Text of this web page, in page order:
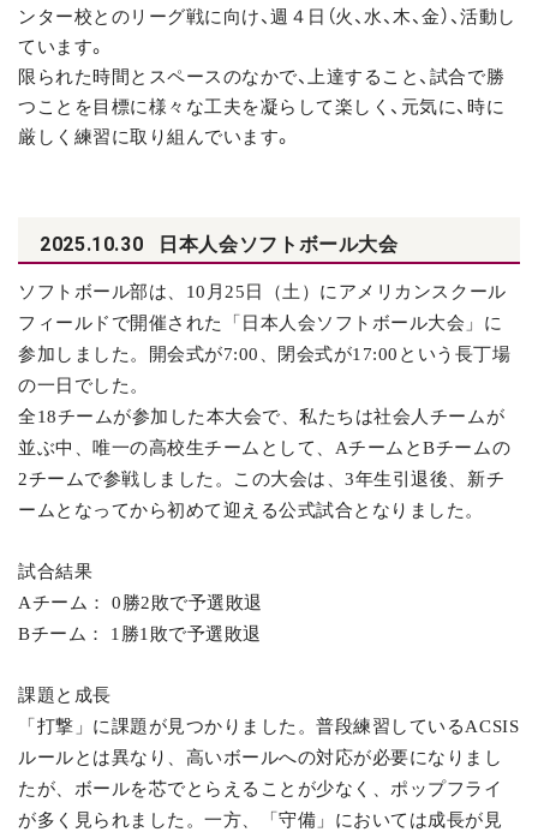
ンター校とのリーグ戦に向け、週４日（火、水、木、金）、活動し
ています。
限られた時間とスペースのなかで、上達すること、試合で勝
つことを目標に様々な工夫を凝らして楽しく、元気に、時に
厳しく練習に取り組んでいます。
2025.10.30 日本人会ソフトボール大会
ソフトボール部は、10月25日（土）にアメリカンスクール
フィールドで開催された「日本人会ソフトボール大会」に
参加しました。開会式が7:00、閉会式が17:00という長丁場
の一日でした。
全18チームが参加した本大会で、私たちは社会人チームが
並ぶ中、唯一の高校生チームとして、AチームとBチームの
2チームで参戦しました。この大会は、3年生引退後、新チ
ームとなってから初めて迎える公式試合となりました。
試合結果
Aチーム： 0勝2敗で予選敗退
Bチーム： 1勝1敗で予選敗退
課題と成長
「打撃」に課題が見つかりました。普段練習しているACSIS
ルールとは異なり、高いボールへの対応が必要になりまし
たが、ボールを芯でとらえることが少なく、ポップフライ
が多く見られました。一方、「守備」においては成長が見